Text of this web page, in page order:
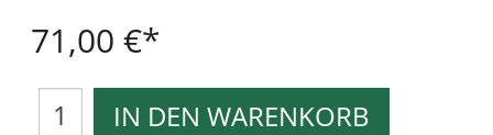
71,00 €
IN DEN WARENKORB